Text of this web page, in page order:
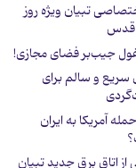
تبیان ویژه روز
قدس
جیب‌بر فضای مجازی!
سریع و سالم برای
آمریکا به ایران
از اتاق برق جدید تبیان